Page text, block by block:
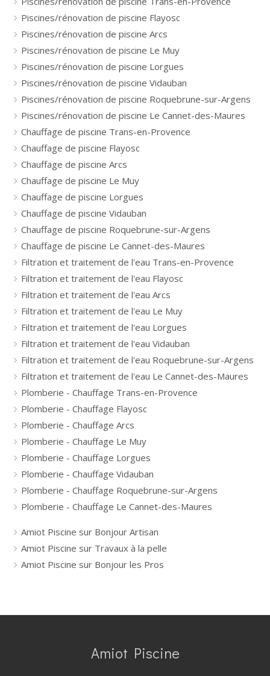
Piscines/rénovation de piscine Flayosc
Piscines/rénovation de piscine Arcs
Piscines/rénovation de piscine Le Muy
Piscines/rénovation de piscine Lorgues
Piscines/rénovation de piscine Vidauban
Piscines/rénovation de piscine Roquebrune-sur-Argens
Piscines/rénovation de piscine Le Cannet-des-Maures
Chauffage de piscine Trans-en-Provence
Chauffage de piscine Flayosc
Chauffage de piscine Arcs
Chauffage de piscine Le Muy
Chauffage de piscine Lorgues
Chauffage de piscine Vidauban
Chauffage de piscine Roquebrune-sur-Argens
Chauffage de piscine Le Cannet-des-Maures
Filtration et traitement de l'eau Trans-en-Provence
Filtration et traitement de l'eau Flayosc
Filtration et traitement de l'eau Arcs
Filtration et traitement de l'eau Le Muy
Filtration et traitement de l'eau Lorgues
Filtration et traitement de l'eau Vidauban
Filtration et traitement de l'eau Roquebrune-sur-Argens
Filtration et traitement de l'eau Le Cannet-des-Maures
Plomberie - Chauffage Trans-en-Provence
Plomberie - Chauffage Flayosc
Plomberie - Chauffage Arcs
Plomberie - Chauffage Le Muy
Plomberie - Chauffage Lorgues
Plomberie - Chauffage Vidauban
Plomberie - Chauffage Roquebrune-sur-Argens
Plomberie - Chauffage Le Cannet-des-Maures
Amiot Piscine sur Bonjour Artisan
Amiot Piscine sur Travaux à la pelle
Amiot Piscine sur Bonjour les Pros
Amiot Piscine